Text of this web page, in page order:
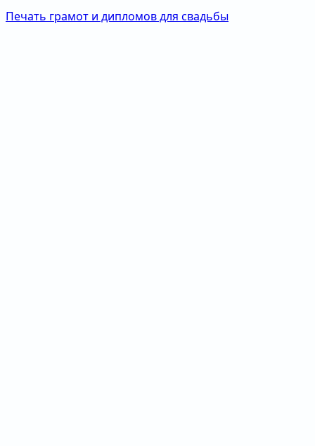
Печать грамот и дипломов для свадьбы